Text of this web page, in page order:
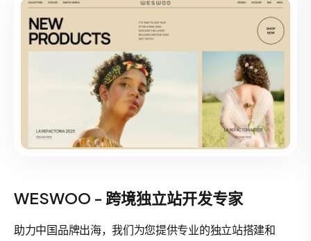
WESWOO - 跨境独立站开发专家
助力中国品牌出海，我们为您提供专业的独立站搭建和